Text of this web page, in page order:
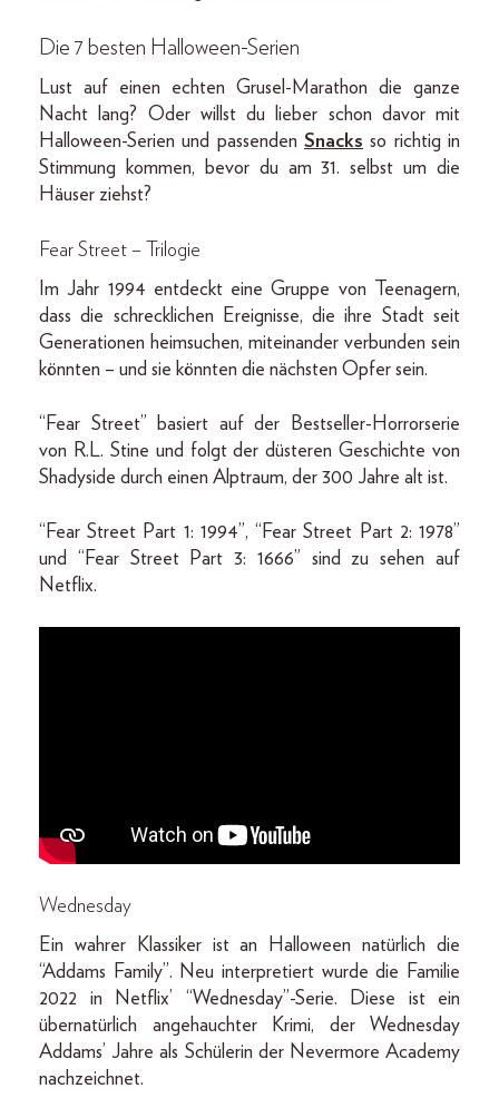
Die 7 besten Halloween-Serien
Lust auf einen echten Grusel-Marathon die ganze
Nacht lang? Oder willst du lieber schon davor mit
Halloween-Serien und passenden Snacks so richtig in
Stimmung kommen, bevor du am 31. selbst um die
Häuser ziehst?
Fear Street – Trilogie
Im Jahr 1994 entdeckt eine Gruppe von Teenagern,
dass die schrecklichen Ereignisse, die ihre Stadt seit
Generationen heimsuchen, miteinander verbunden sein
könnten – und sie könnten die nächsten Opfer sein.
“Fear Street” basiert auf der Bestseller-Horrorserie
von R.L. Stine und folgt der düsteren Geschichte von
Shadyside durch einen Alptraum, der 300 Jahre alt ist.
“Fear Street Part 1: 1994”, “Fear Street Part 2: 1978”
und “Fear Street Part 3: 1666” sind zu sehen auf
Netflix.
Wednesday
Ein wahrer Klassiker ist an Halloween natürlich die
“Addams Family”. Neu interpretiert wurde die Familie
2022 in Netflix’ “Wednesday”-Serie. Diese ist ein
übernatürlich angehauchter Krimi, der Wednesday
Addams’ Jahre als Schülerin der Nevermore Academy
nachzeichnet.